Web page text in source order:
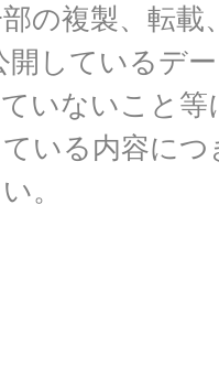
の複製、転
しているデ
いないこと
いる内容に
。